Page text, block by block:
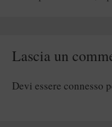
Lascia un
Devi essere connesso